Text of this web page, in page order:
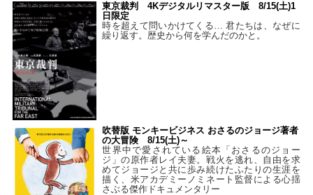
東京裁判 4Kデジタルリマスター版 8/15(土)1
日限定
時を超えて問いかけてくる… 君たちは、なぜに
繰り返す。歴史から何を学んだのかと。
吹替版 モンキービジネス おさるのジョージ著者
の大冒険 8/15(土)～
世界中で愛されている絵本「おさるのジョー
ジ」の原作者レイ夫妻。戦火を逃れ、自由を求
めてジョージと共に歩み続けたふたりの生涯を
描く、米アカデミーノミネート監督による心揺
さぶる傑作ドキュメンタリー